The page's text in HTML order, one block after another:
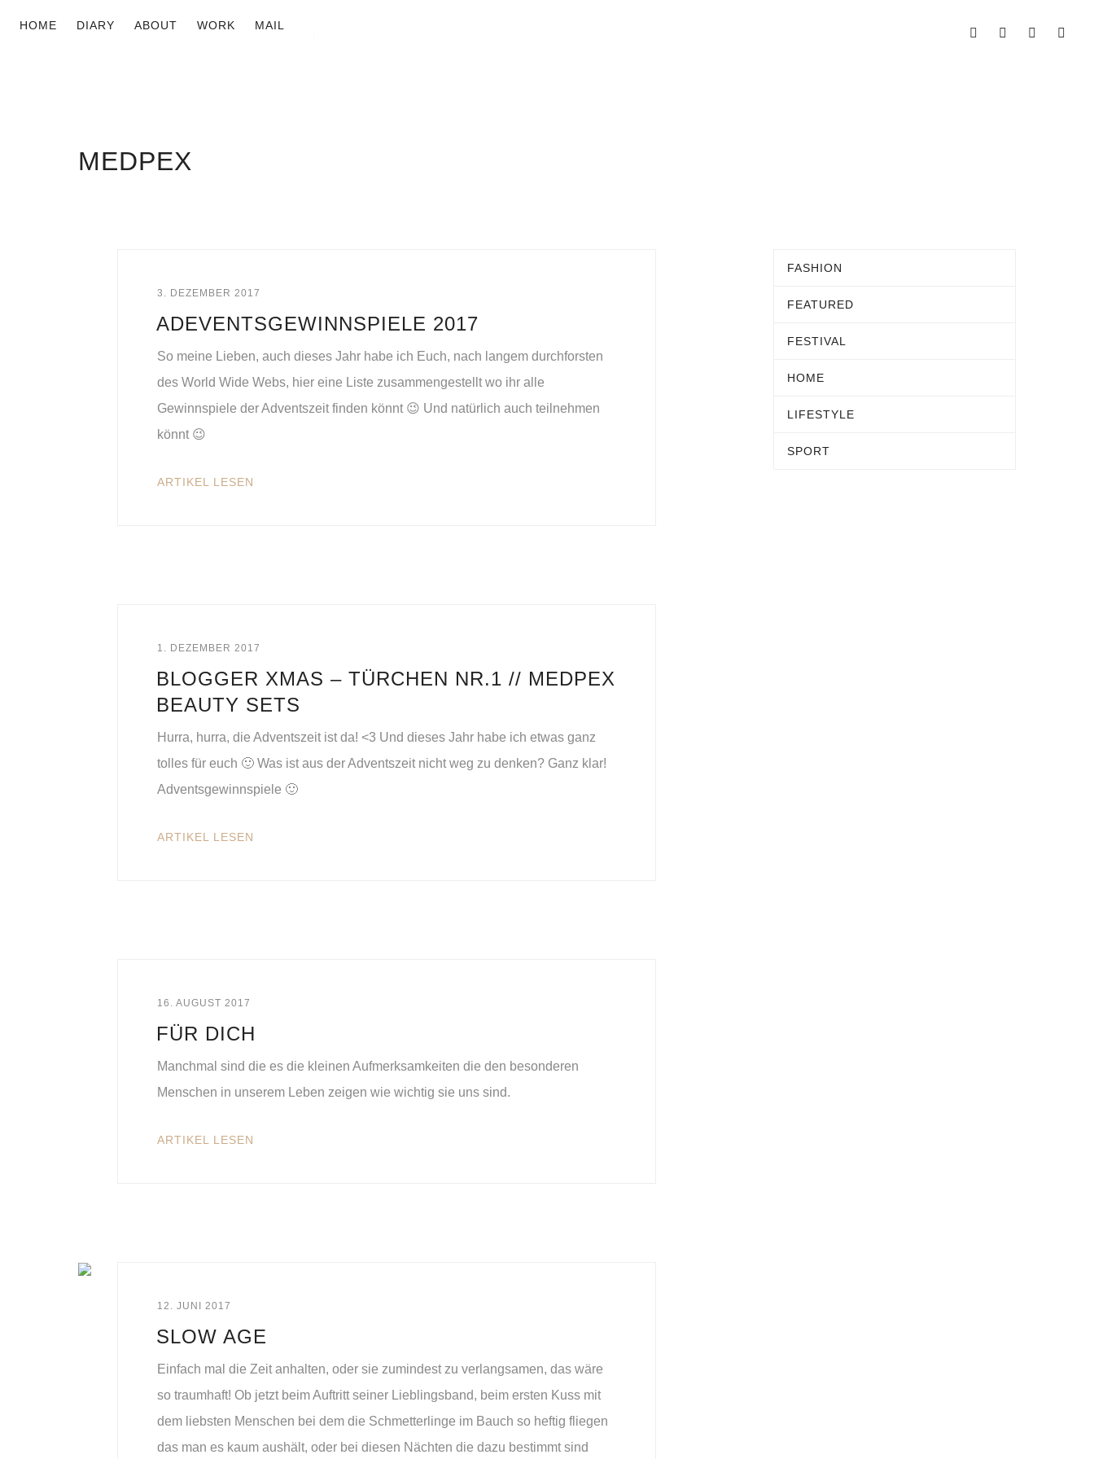
HOME DIARY ABOUT WORK MAIL
MEDPEX
3. DEZEMBER 2017
ADEVENTSGEWINNSPIELE 2017
So meine Lieben, auch dieses Jahr habe ich Euch, nach langem durchforsten
des World Wide Webs, hier eine Liste zusammengestellt wo ihr alle
Gewinnspiele der Adventszeit finden könnt 😉 Und natürlich auch teilnehmen
könnt 😉
ARTIKEL LESEN
1. DEZEMBER 2017
BLOGGER XMAS – TÜRCHEN NR.1 // MEDPEX
BEAUTY SETS
Hurra, hurra, die Adventszeit ist da! <3 Und dieses Jahr habe ich etwas ganz
tolles für euch 🙂 Was ist aus der Adventszeit nicht weg zu denken? Ganz klar!
Adventsgewinnspiele 🙂
ARTIKEL LESEN
16. AUGUST 2017
FÜR DICH
Manchmal sind die es die kleinen Aufmerksamkeiten die den besonderen
Menschen in unserem Leben zeigen wie wichtig sie uns sind.
ARTIKEL LESEN
12. JUNI 2017
SLOW AGE
Einfach mal die Zeit anhalten, oder sie zumindest zu verlangsamen, das wäre
so traumhaft! Ob jetzt beim Auftritt seiner Lieblingsband, beim ersten Kuss mit
dem liebsten Menschen bei dem die Schmetterlinge im Bauch so heftig fliegen
das man es kaum aushält, oder bei diesen Nächten die dazu bestimmt sind
FASHION
FEATURED
FESTIVAL
HOME
LIFESTYLE
SPORT